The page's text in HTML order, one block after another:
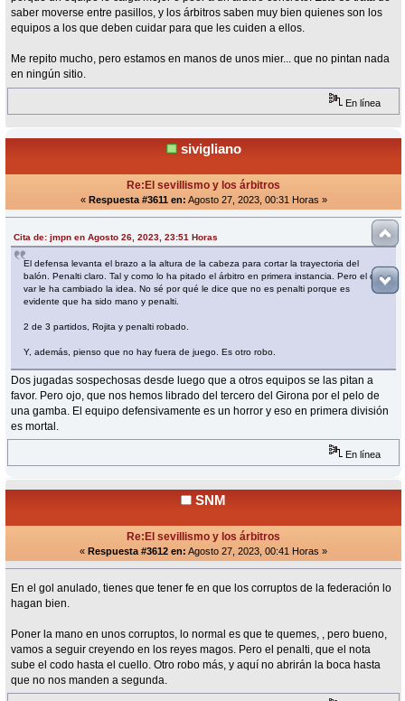
saber moverse entre pasillos, y los árbitros saben muy bien quienes son los
equipos a los que deben cuidar para que les cuiden a ellos.
Me repito mucho, pero estamos en manos de unos mier... que no pintan nada
en ningún sitio.
En línea
sivigliano
Re:El sevillismo y los árbitros
« Respuesta #3611 en: Agosto 27, 2023, 00:31 Horas »
Cita de: jmpn en Agosto 26, 2023, 23:51 Horas
El defensa levanta el brazo a la altura de la cabeza para cortar la trayectoria del
balón. Penalti claro. Tal y como lo ha pitado el árbitro en primera instancia. Pero el del
var le ha cambiado la idea. No sé por qué le dice que no es penalti porque es
evidente que ha sido mano y penalti.
2 de 3 partidos, Rojita y penalti robado.
Y, además, pienso que no hay fuera de juego. Es otro robo.
Dos jugadas sospechosas desde luego que a otros equipos se las pitan a
favor. Pero ojo, que nos hemos librado del tercero del Girona por el pelo de
una gamba. El equipo defensivamente es un horror y eso en primera división
es mortal.
En línea
SNM
Re:El sevillismo y los árbitros
« Respuesta #3612 en: Agosto 27, 2023, 00:41 Horas »
En el gol anulado, tienes que tener fe en que los corruptos de la federación lo
hagan bien.
Poner la mano en unos corruptos, lo normal es que te quemes, , pero bueno,
vamos a seguir creyendo en los reyes magos. Pero el penalti, que el nota
sube el codo hasta el cuello. Otro robo más, y aquí no abrirán la boca hasta
que no nos manden a segunda.